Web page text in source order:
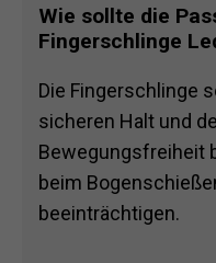
Wie sollte die
Fingerschlinge
Die Fingerschlinge
sicheren Halt und
Bewegungsfreiheit
beim
beeinträchtigen.